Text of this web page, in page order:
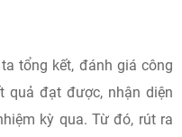
tổng kết, đánh giá công
quả đạt được, nhận diện
kỳ qua. Từ đó, rút ra